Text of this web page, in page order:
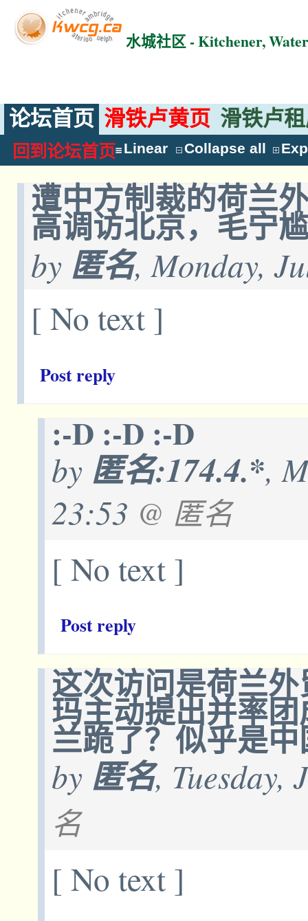
水城社区 - Kitchener,
论坛首页 滑铁卢黄页 滑铁卢
回到论坛首页 Linear Collapse all
遭中方制裁的荷兰
高调访北京，毛宁
by 匿名, Monday,
[ No text ]
Post reply
:-D :-D :-D
by 匿名:174.4.*,
23:53 @ 匿名
[ No text ]
Post reply
这次访问是荷兰
玛主动提出并率
兰跪了？似乎是
by 匿名, Tuesday,
名
[ No text ]